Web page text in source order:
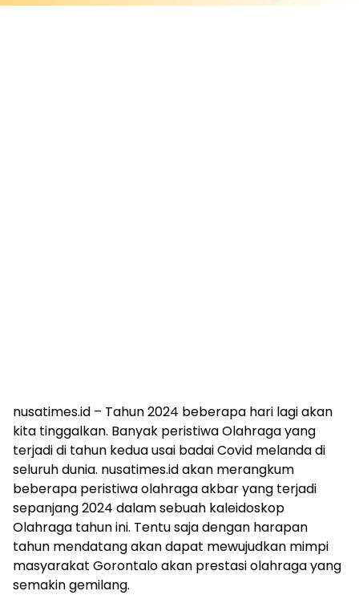
nusatimes.id – Tahun 2024 beberapa hari lagi akan
kita tinggalkan. Banyak peristiwa Olahraga yang
terjadi di tahun kedua usai badai Covid melanda di
seluruh dunia. nusatimes.id akan merangkum
beberapa peristiwa olahraga akbar yang terjadi
sepanjang 2024 dalam sebuah kaleidoskop
Olahraga tahun ini. Tentu saja dengan harapan
tahun mendatang akan dapat mewujudkan mimpi
masyarakat Gorontalo akan prestasi olahraga yang
semakin gemilang.